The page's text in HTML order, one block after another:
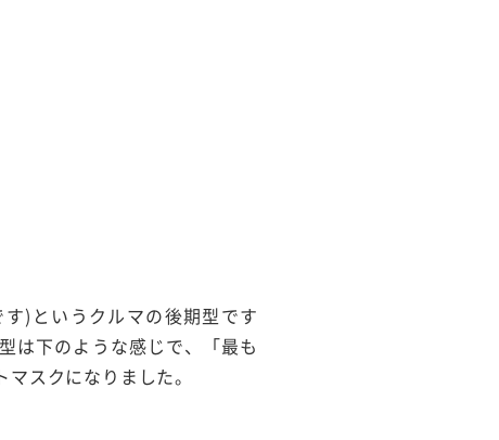
)というクルマの後期型です
は下のような感じで、「最も
スクになりました。